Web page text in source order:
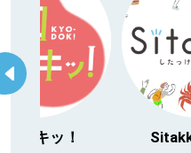
編集部 青